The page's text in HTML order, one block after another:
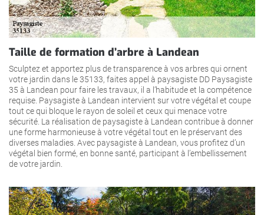
Taille de formation d’arbre à Landean
Sculptez et apportez plus de transparence à vos arbres qui ornent
votre jardin dans le 35133, faites appel à paysagiste DD Paysagiste
35 à Landean pour faire les travaux, il a l’habitude et la compétence
requise. Paysagiste à Landean intervient sur votre végétal et coupe
tout ce qui bloque le rayon de soleil et ceux qui menace votre
sécurité. La réalisation de paysagiste à Landean contribue à donner
une forme harmonieuse à votre végétal tout en le préservant des
diverses maladies. Avec paysagiste à Landean, vous profitez d’un
végétal bien formé, en bonne santé, participant à l’embellissement
de votre jardin.